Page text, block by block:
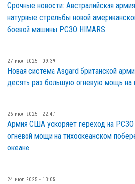
Срочные новости: Австралийская
натурные стрельбы новой
боевой машины РСЗО HIMARS
27 июл 2025 - 09:39
Новая система Asgard британской
десять раз большую огневую мощь на
26 июл 2025 - 22:47
Армия США ускоряет переход на РСЗО
огневой мощи на тихоокеанском
океане
24 июл 2025 - 13:05